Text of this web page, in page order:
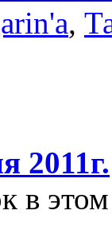
,
2011г.
в этом